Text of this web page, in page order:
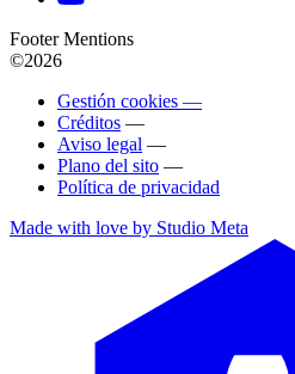
Footer Mentions
©2026
Gestión cookies —
Créditos —
Aviso legal —
Plano del sito —
Política de privacidad
Made with love by Studio Meta